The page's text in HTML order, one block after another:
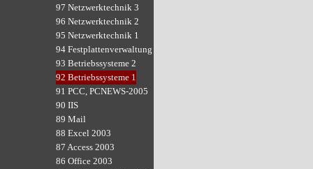
97 Netzwerktechnik 3
96 Netzwerktechnik 2
95 Netzwerktechnik 1
94 Festplattenverwaltung
93 Betriebssysteme 2
92 Betriebssysteme 1
91 PCC, PCNEWS-2005
90 IIS
89 Mail
88 Excel 2003
87 Access 2003
86 Office 2003